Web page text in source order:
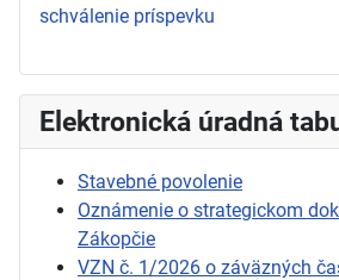
schválenie príspevku
Elektronická úradná
Stavebné povolenie
Oznámenie o strategickom
Zákopčie
VZN č. 1/2026 o záväzných